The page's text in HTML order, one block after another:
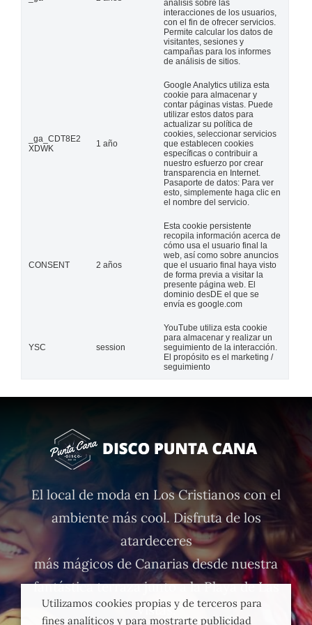
análisis sobre las
interacciones de los usuarios,
con el fin de ofrecer servicios.
Permite calcular los datos de
visitantes, sesiones y
campañas para los informes
de análisis de sitios.
_ga_CDT8E2
XDWK
1 año
Google Analytics utiliza esta
cookie para almacenar y
contar páginas vistas. Puede
utilizar estos datos para
actualizar su política de
cookies, seleccionar servicios
que establecen cookies
específicas o contribuir a
nuestro esfuerzo por crear
transparencia en Internet.
Pasaporte de datos: Para ver
esto, simplemente haga clic en
el nombre del servicio.
CONSENT 2 años
Esta cookie persistente
recopila información acerca de
cómo usa el usuario final la
web, así como sobre anuncios
que el usuario final haya visto
de forma previa a visitar la
presente página web. El
dominio desDE el que se
envía es google.com
YSC session
YouTube utiliza esta cookie
para almacenar y realizar un
seguimiento de la interacción.
El propósito es el marketing /
seguimiento
El local de moda en Los Cristianos con el
ambiente más cool. Disfruta de los
atardeceres
más mágicos de Canarias desde nuestra
fantástica terraza junto a la Playa de Las
Vistas.
Utilizamos cookies propias y de terceros para
fines analíticos y para mostrarte publicidad